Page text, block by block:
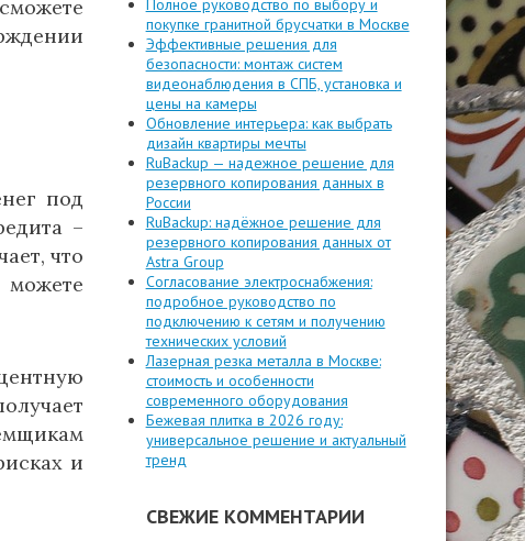
под
–
что
можете
и
Полное руководство по выбору и
покупке гранитной брусчатки в Москве
Эффективные решения для
безопасности: монтаж систем
видеонаблюдения в СПБ, установка и
цены на камеры
Обновление интерьера: как выбрать
дизайн квартиры мечты
RuBackup — надежное решение для
резервного копирования данных в
России
RuBackup: надёжное решение для
резервного копирования данных от
Astra Group
Согласование электроснабжения:
подробное руководство по
подключению к сетям и получению
технических условий
Лазерная резка металла в Москве:
стоимость и особенности
современного оборудования
Бежевая плитка в 2026 году:
универсальное решение и актуальный
тренд
СВЕЖИЕ КОММЕНТАРИИ